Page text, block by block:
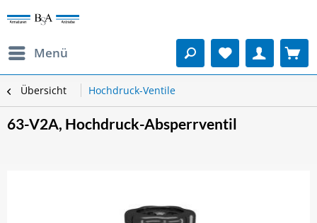
Menü
Übersicht Hochdruck-Ventile
63-V2A, Hochdruck-Absperrventil